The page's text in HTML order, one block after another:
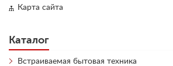
Карта сайта
Каталог
Встраиваемая бытовая техника